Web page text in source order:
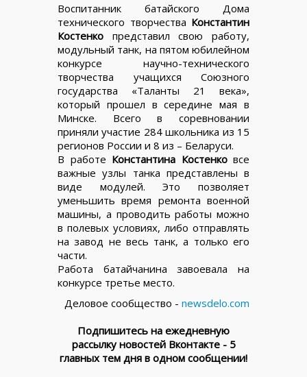
Воспитанник батайского Дома
технического творчества Константин
Костенко представил свою работу,
модульный танк, на пятом юбилейном
конкурсе научно-технического
творчества учащихся Союзного
государства «Таланты 21 века»,
который прошел в середине мая в
Минске. Всего в соревновании
приняли участие 284 школьника из 15
регионов России и 8 из – Беларуси.
В работе Константина Костенковсе
важные узлы танка представлены в
виде модулей. Это позволяет
уменьшить время ремонта военной
машины, а проводить работы можно
в полевых условиях, либо отправлять
на завод не весь танк, а только его
части.
Работа батайчанина завоевала на
конкурсе третье место.
Деловое сообщество - newsdelo.com
Подпишитесь на ежедневную
рассылку новостей Вконтакте - 5
главных тем дня в одном сообщении!